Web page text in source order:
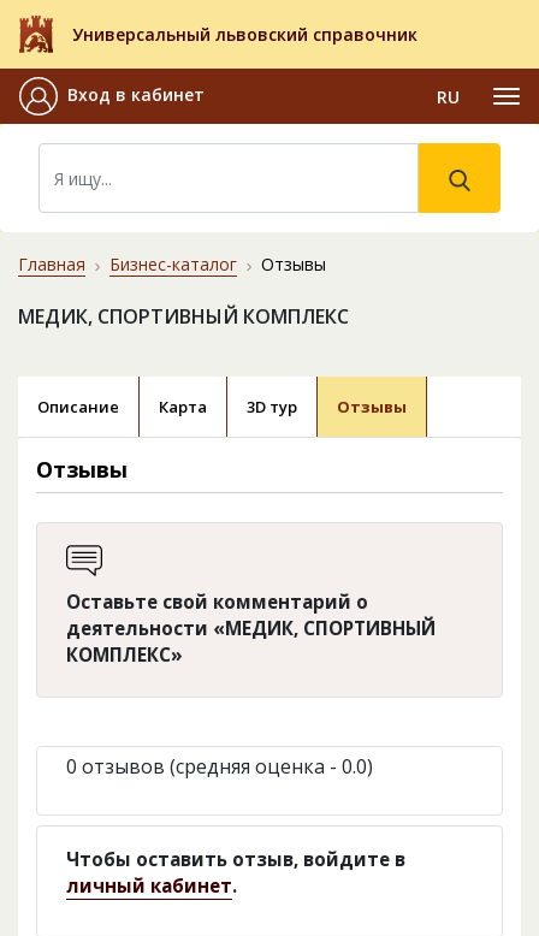
Универсальный львовский справочник
Вход в кабинет RU
Главная Бизнес-каталог Отзывы
МЕДИК, СПОРТИВНЫЙ КОМПЛЕКС
Описание Карта 3D тур Отзывы
Отзывы
Оставьте свой комментарий о
деятельности «МЕДИК, СПОРТИВНЫЙ
КОМПЛЕКС»
0 отзывов (средняя оценка - 0.0)
Чтобы оставить отзыв, войдите в
личный кабинет.